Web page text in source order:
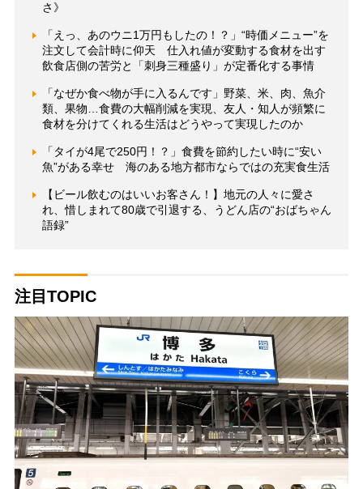
さ》
「えっ、あのウニ1万円もしたの！？」“時価メニュー”を
注文して会計時に仰天 仕入れ値が変動する食材を出す
飲食店側の苦労と「刺身三種盛り」が定番化する事情
「なぜか食べ物が手に入るんです」野菜、米、肉、魚介
類、果物…食費の大幅削減を実現、友人・知人が頻繁に
食材を分けてくれる生活はどうやって実現したのか
「タイが4尾で250円！？」食費を節約したい時に“安い
魚”がある幸せ 海のある地方都市ならではの充実食生活
【ビール飲むのはいいお客さん！】地元の人々に愛さ
れ、惜しまれて80歳で引退する、うどん店の“おばちゃん
語録”
注目TOPIC